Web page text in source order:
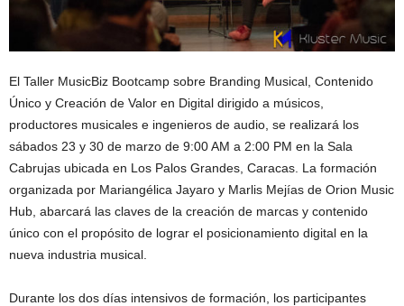
El Taller MusicBiz Bootcamp sobre Branding Musical, Contenido
Único y Creación de Valor en Digital dirigido a músicos,
productores musicales e ingenieros de audio, se realizará los
sábados 23 y 30 de marzo de 9:00 AM a 2:00 PM en la Sala
Cabrujas ubicada en Los Palos Grandes, Caracas. La formación
organizada por Mariangélica Jayaro y Marlis Mejías de Orion Music
Hub, abarcará las claves de la creación de marcas y contenido
único con el propósito de lograr el posicionamiento digital en la
nueva industria musical.
Durante los dos días intensivos de formación, los participantes